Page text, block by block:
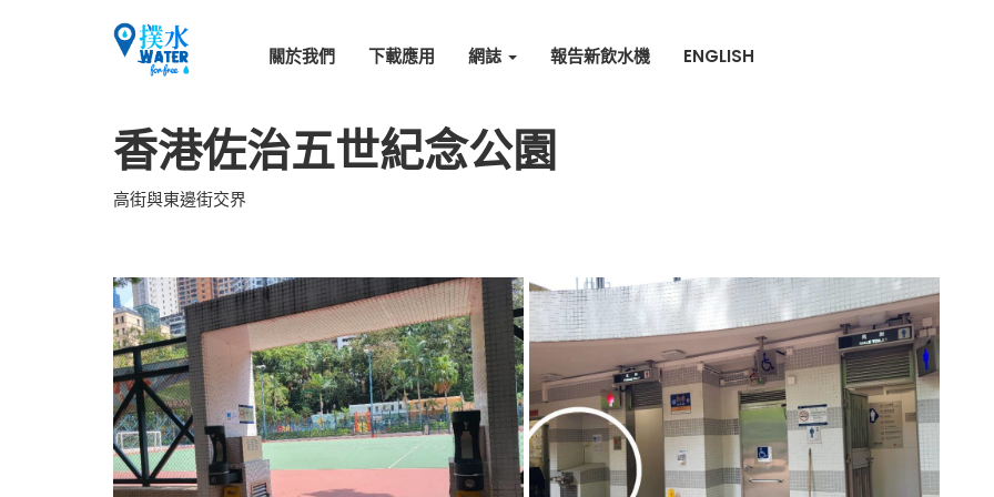
關於我們 下載應用 網誌 報告新飲水機 ENGLISH
香港佐治五世紀念公園
高街與東邊街交界